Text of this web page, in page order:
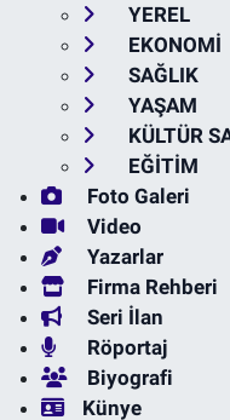
YEREL
EKONOMİ
SAĞLIK
YAŞAM
KÜLTÜR
EĞİTİM
Foto Galeri
Video
Yazarlar
Firma Rehberi
Seri İlan
Röportaj
Biyografi
Künye